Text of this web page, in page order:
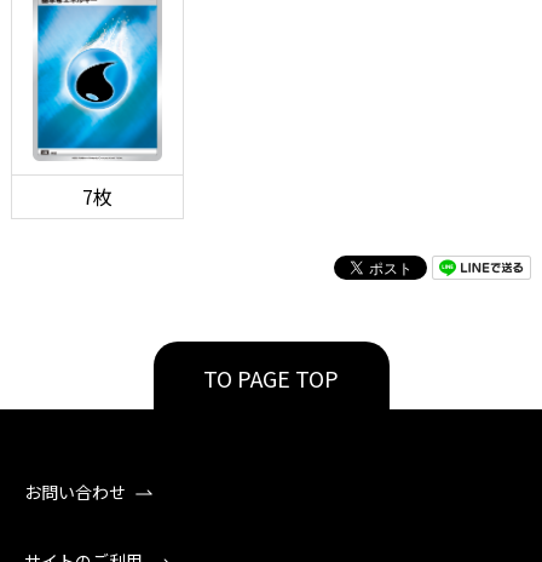
7枚
TO PAGE TOP
お問い合わせ